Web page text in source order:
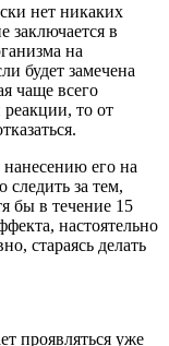
нет никаких
заключается в
на
будет замечена
чаще всего
реакции, то от
нанесению его на
следить за тем,
бы в течение 15
настоятельно
стараясь делать
проявляться уже